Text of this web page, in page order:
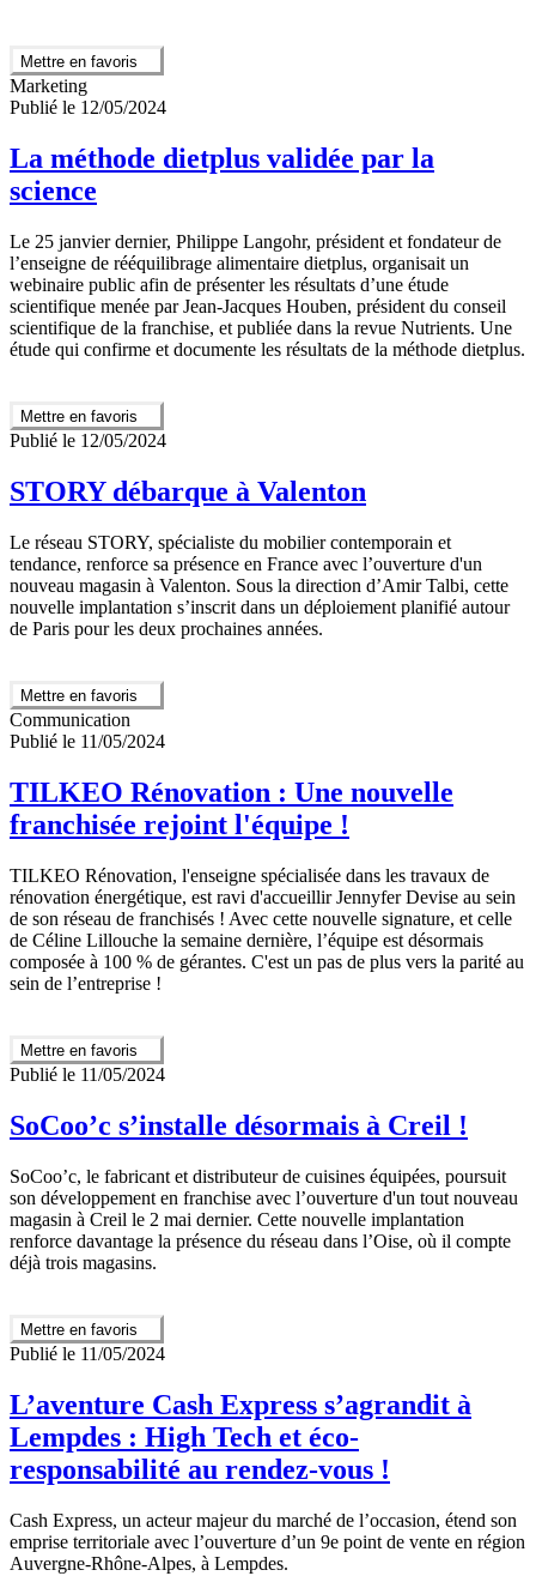
Mettre en favoris
Marketing
Publié le 12/05/2024
La méthode dietplus validée par la
science
Le 25 janvier dernier, Philippe Langohr, président et fondateur de
l’enseigne de rééquilibrage alimentaire dietplus, organisait un
webinaire public afin de présenter les résultats d’une étude
scientifique menée par Jean-Jacques Houben, président du conseil
scientifique de la franchise, et publiée dans la revue Nutrients. Une
étude qui confirme et documente les résultats de la méthode dietplus.
Mettre en favoris
Publié le 12/05/2024
STORY débarque à Valenton
Le réseau STORY, spécialiste du mobilier contemporain et
tendance, renforce sa présence en France avec l’ouverture d'un
nouveau magasin à Valenton. Sous la direction d’Amir Talbi, cette
nouvelle implantation s’inscrit dans un déploiement planifié autour
de Paris pour les deux prochaines années.
Mettre en favoris
Communication
Publié le 11/05/2024
TILKEO Rénovation : Une nouvelle
franchisée rejoint l'équipe !
TILKEO Rénovation, l'enseigne spécialisée dans les travaux de
rénovation énergétique, est ravi d'accueillir Jennyfer Devise au sein
de son réseau de franchisés ! Avec cette nouvelle signature, et celle
de Céline Lillouche la semaine dernière, l’équipe est désormais
composée à 100 % de gérantes. C'est un pas de plus vers la parité au
sein de l’entreprise !
Mettre en favoris
Publié le 11/05/2024
SoCoo’c s’installe désormais à Creil !
SoCoo’c, le fabricant et distributeur de cuisines équipées, poursuit
son développement en franchise avec l’ouverture d'un tout nouveau
magasin à Creil le 2 mai dernier. Cette nouvelle implantation
renforce davantage la présence du réseau dans l’Oise, où il compte
déjà trois magasins.
Mettre en favoris
Publié le 11/05/2024
L’aventure Cash Express s’agrandit à
Lempdes : High Tech et éco-
responsabilité au rendez-vous !
Cash Express, un acteur majeur du marché de l’occasion, étend son
emprise territoriale avec l’ouverture d’un 9e point de vente en région
Auvergne-Rhône-Alpes, à Lempdes.